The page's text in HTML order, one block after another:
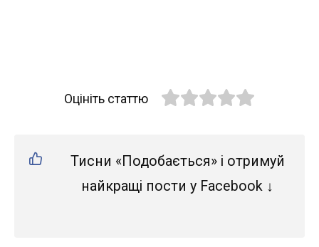
Оцініть статтю
Тисни «Подобається» і отримуй
найкращі пости у Facebook ↓